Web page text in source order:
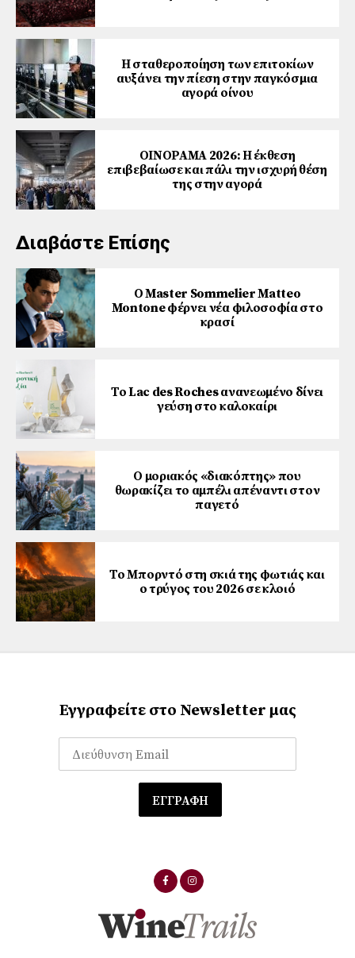
Η σταθεροποίηση των επιτοκίων
αυξάνει την πίεση στην παγκόσμια
αγορά οίνου
ΟΙΝΟΡΑΜΑ 2026: Η έκθεση
επιβεβαίωσε και πάλι την ισχυρή θέση
της στην αγορά
Διαβάστε Επίσης
Ο Master Sommelier Matteo
Montone φέρνει νέα φιλοσοφία στο
κρασί
Το Lac des Roches ανανεωμένο δίνει
γεύση στο καλοκαίρι
Ο μοριακός «διακόπτης» που
θωρακίζει το αμπέλι απέναντι στον
παγετό
Το Μπορντό στη σκιά της φωτιάς και
ο τρύγος του 2026 σε κλοιό
Εγγραφείτε στο Newsletter μας